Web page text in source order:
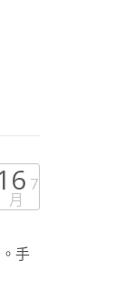
7
月
手